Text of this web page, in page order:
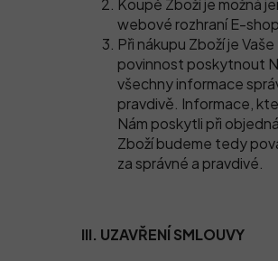
Koupě Zboží je možná
webové rozhraní E-
Při nákupu Zboží je Vaše
povinnost poskytnout
všechny informace
pravdivě. Informace,
Nám poskytli při
Zboží budeme tedy
za správné a pravdivé.
III. UZAVŘENÍ SMLOUVY